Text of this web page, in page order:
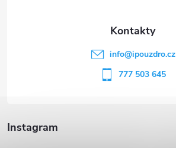
Instagram
info@ipouzdro.cz
777 503 645